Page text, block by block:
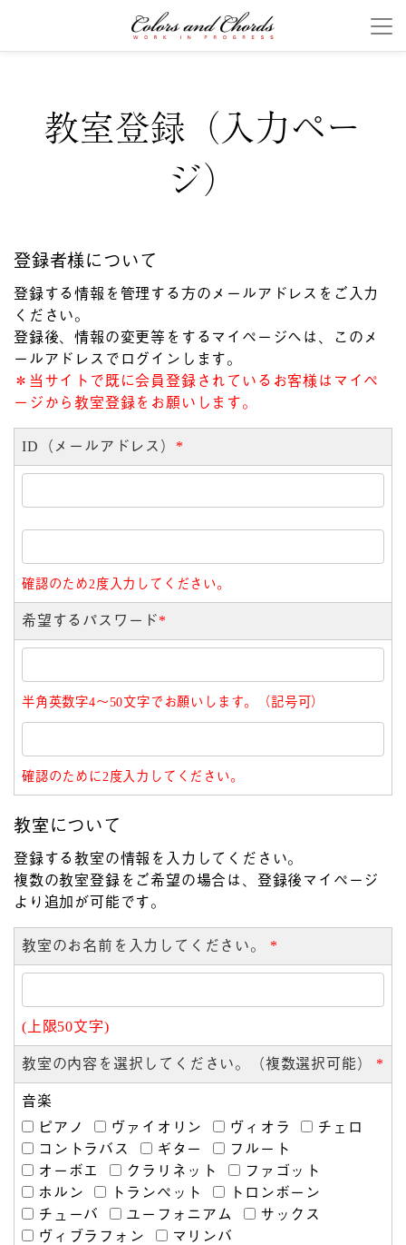
教室登録（入力ペー
ジ）
登録者様について
登録する情報を管理する方のメールアドレスをご入力
ください。
登録後、情報の変更等をするマイページへは、このメ
ールアドレスでログインします。
＊当サイトで既に会員登録されているお客様はマイペ
ージから教室登録をお願いします。
ID（メールアドレス） *
確認のため2度入力してください。
希望するパスワード*
半角英数字4～50文字でお願いします。（記号可）
確認のために2度入力してください。
教室について
登録する教室の情報を入力してください。
複数の教室登録をご希望の場合は、登録後マイページ
より追加が可能です。
教室のお名前を入力してください。 *
(上限50文字)
教室の内容を選択してください。（複数選択可能） *
音楽
ピアノ
ヴァイオリン ヴィオラ
チェロ
コントラバス
ギター
フルート
オーボエ
クラリネット
ファゴット
ホルン
トランペット
トロンボーン
チューバ
ユーフォニアム
サックス
ヴィブラフォン
マリンバ